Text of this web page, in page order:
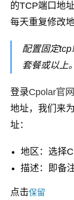
的TCP端口地
每天重复修改地
配置固定
套餐或以上。
登录Cpolar官网
地址，我们来
址：
地区：选择
描述：即备
点击保留